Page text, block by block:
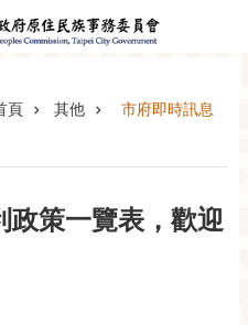
頁 其他 市府即時訊息
政策一覽表，歡迎